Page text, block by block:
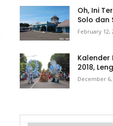
Oh, Ini
Solo dan
February 12,
Kalender
2018,
December 6,